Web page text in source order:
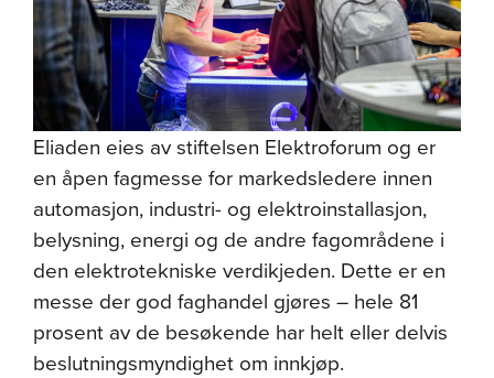
Eliaden eies av stiftelsen Elektroforum og er
en åpen fagmesse for markedsledere innen
automasjon, industri- og elektroinstallasjon,
belysning, energi og de andre fagområdene i
den elektrotekniske verdikjeden. Dette er en
messe der god faghandel gjøres – hele 81
prosent av de besøkende har helt eller delvis
beslutningsmyndighet om innkjøp.